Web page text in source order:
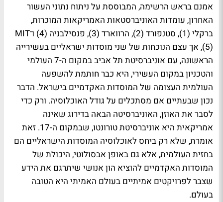
אמנם בראש הרשימה, המבוססת על ניתוח נתוני העשור
האחרון, עומדות האוניברסטאות האמריקאות המוכרות,
ברקלי (1), סטנפורד (2), הרווארד (3), פנסילבניה (4) ו־MIT
(5), אך עצם הנוכחות של שני מוסדות ישראליים בעשירייה
הראשונה, עם אוניברסיטת תל אביב במקום ה-7 העולמי
והטכניון במקום העשירי, היא כבר חותמת להשפעה
העולמית העצומה של המוסדות האקדמיים בישראל. הדבר
נכון שבעתיים אם מסתכלים על גודל האוכלוסיה. ורק כדי
לסבר את האוזן, האוניברסיטה הבאה בדירוג שאינה
אמריקאית היא אוניברסיטת טורונטו, שבמקום ה-17. זאת
אומרת, שלא רק ביחס לאוכלוסיה המוסדות הישראליים הם
בחזית העולמית, אלא גם באופן אבסולוטי, היכולת של
המוסדות האקדמיים להוציא הון אנושי שיתרגם את הידע
שצבר לפרויקטים אמיתיים בעולם האמיתי היא הטובה
בעולם.